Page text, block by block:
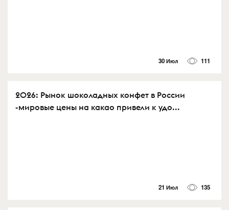
30 Июл 111
2026: Рынок шоколадных конфет в России
-мировые цены на какао привели к удо...
21 Июл 135